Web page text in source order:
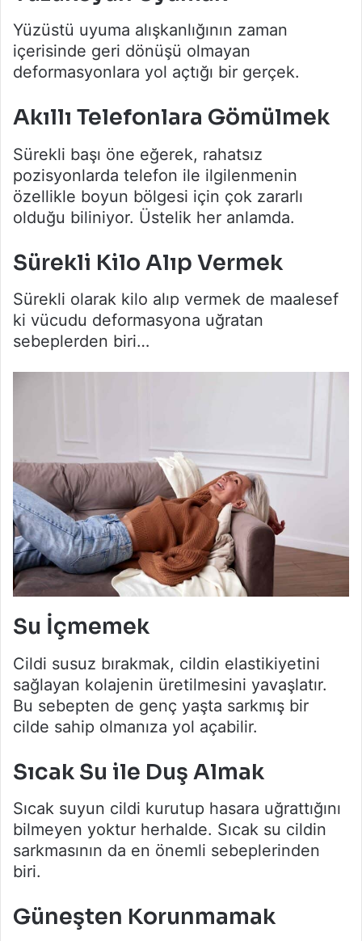
Yüzüstü uyuma alışkanlığının zaman
içerisinde geri dönüşü olmayan
deformasyonlara yol açtığı bir gerçek.
Akıllı Telefonlara Gömülmek
Sürekli başı öne eğerek, rahatsız
pozisyonlarda telefon ile ilgilenmenin
özellikle boyun bölgesi için çok zararlı
olduğu biliniyor. Üstelik her anlamda.
Sürekli Kilo Alıp Vermek
Sürekli olarak kilo alıp vermek de maalesef
ki vücudu deformasyona uğratan
sebeplerden biri…
Su İçmemek
Cildi susuz bırakmak, cildin elastikiyetini
sağlayan kolajenin üretilmesini yavaşlatır.
Bu sebepten de genç yaşta sarkmış bir
cilde sahip olmanıza yol açabilir.
Sıcak Su ile Duş Almak
Sıcak suyun cildi kurutup hasara uğrattığını
bilmeyen yoktur herhalde. Sıcak su cildin
sarkmasının da en önemli sebeplerinden
biri.
Güneşten Korunmamak